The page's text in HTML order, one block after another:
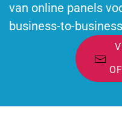
van online panels
business-to-